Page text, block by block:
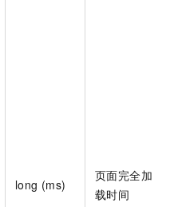
long (ms)
页面完全加
载时间